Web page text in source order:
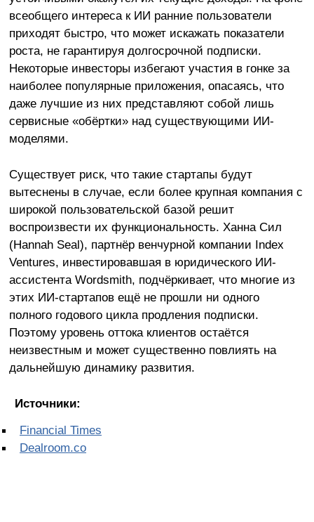
всеобщего интереса к ИИ ранние пользователи
приходят быстро, что может искажать показатели
роста, не гарантируя долгосрочной подписки.
Некоторые инвесторы избегают участия в гонке за
наиболее популярные приложения, опасаясь, что
даже лучшие из них представляют собой лишь
сервисные «обёртки» над существующими ИИ-
моделями.
Существует риск, что такие стартапы будут
вытеснены в случае, если более крупная компания с
широкой пользовательской базой решит
воспроизвести их функциональность. Ханна Сил
(Hannah Seal), партнёр венчурной компании Index
Ventures, инвестировавшая в юридического ИИ-
ассистента Wordsmith, подчёркивает, что многие из
этих ИИ-стартапов ещё не прошли ни одного
полного годового цикла продления подписки.
Поэтому уровень оттока клиентов остаётся
неизвестным и может существенно повлиять на
дальнейшую динамику развития.
Источники:
Financial Times
Dealroom.co